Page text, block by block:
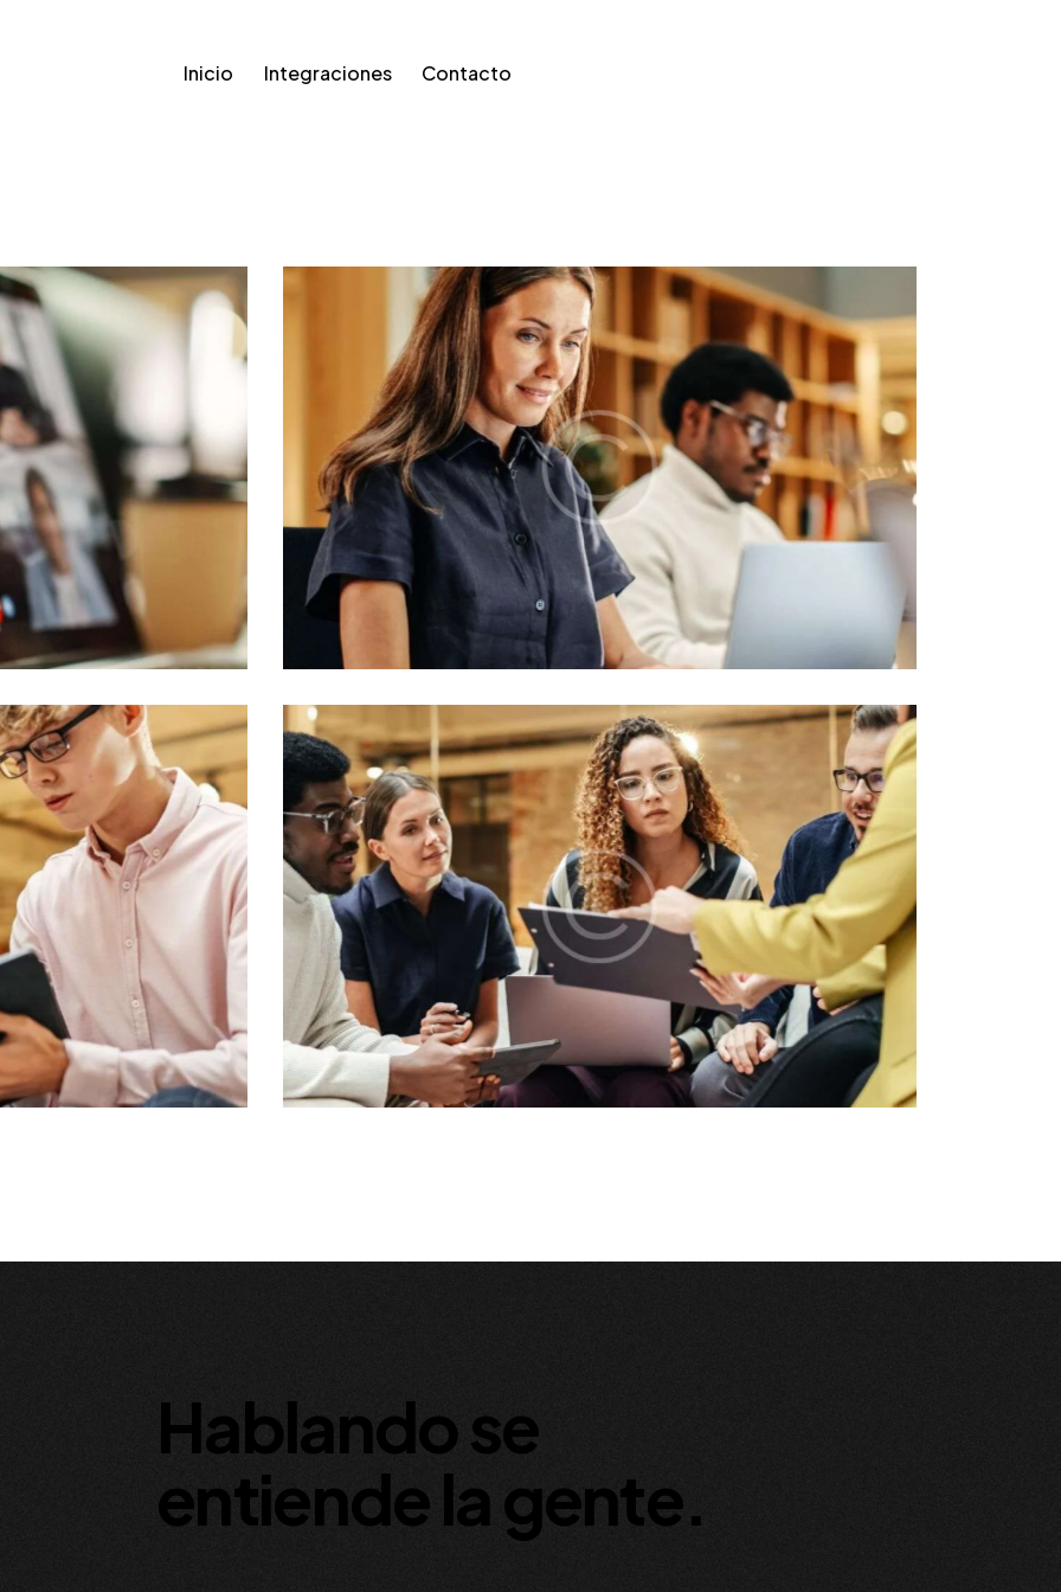
Inicio Integraciones Contacto
Tax planning
Accounting
Banking sector
Accounting
Hablando se
entiende la gente.